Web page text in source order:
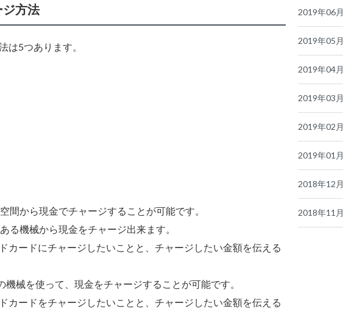
方法
は5つあります。
間から現金でチャージすることが可能です。
る機械から現金をチャージ出来ます。
カードにチャージしたいことと、チャージしたい金額を伝える
械を使って、現金をチャージすることが可能です。
カードをチャージしたいことと、チャージしたい金額を伝える
2019年06月
2019年05月
2019年04月
2019年03月
2019年02月
2019年01月
2018年12月
2018年11月